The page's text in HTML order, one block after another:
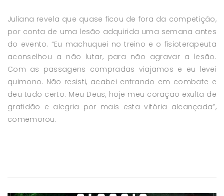
Juliana revela que quase ficou de fora da competição,
por conta de uma lesão adquirida uma semana antes
do evento. “Eu machuquei no treino e o fisioterapeuta
aconselhou a não lutar, para não agravar a lesão.
Com as passagens compradas viajamos e eu levei
quimono. Não resisti, acabei entrando em combate e
deu tudo certo. Meu Deus, hoje meu coração exulta de
gratidão e alegria por mais esta vitória alcançada”,
comemorou.